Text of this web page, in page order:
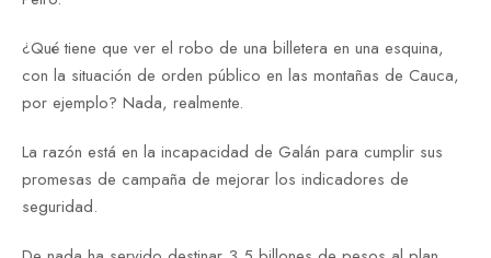
¿Qué tiene que ver el robo de una billetera en una esquina,
con la situación de orden público en las montañas de Cauca,
por ejemplo? Nada, realmente.
La razón está en la incapacidad de Galán para cumplir sus
promesas de campaña de mejorar los indicadores de
seguridad.